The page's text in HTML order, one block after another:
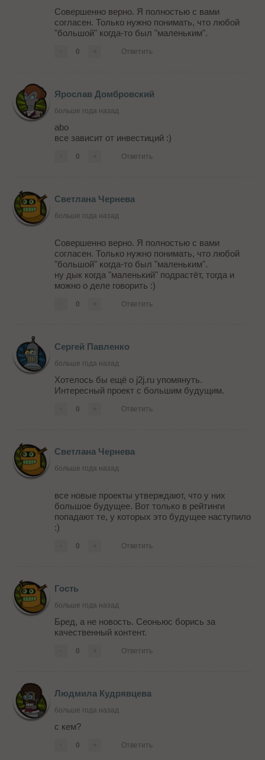
Совершенно верно. Я полностью с вами
согласен. Только нужно понимать, что любой
"большой" когда-то был "маленьким".
0 Ответить
Ярослав Домбровский
больше года назад
abo
все зависит от инвестиций :)
0 Ответить
Светлана Чернева
больше года назад
Совершенно верно. Я полностью с вами
согласен. Только нужно понимать, что любой
"большой" когда-то был "маленьким".
ну дык когда "маленький" подрастёт, тогда и
можно о деле говорить :)
0 Ответить
Сергей Павленко
больше года назад
Хотелось бы ещё о j2j.ru упомянуть.
Интересный проект с большим будущим.
0 Ответить
Светлана Чернева
больше года назад
все новые проекты утверждают, что у них
большое будущее. Вот только в рейтинги
попадают те, у которых это будущее наступило
:)
0 Ответить
Гость
больше года назад
Бред, а не новость. Сеоньюс борись за
качественный контент.
0 Ответить
Людмила Кудрявцева
больше года назад
с кем?
0 Ответить